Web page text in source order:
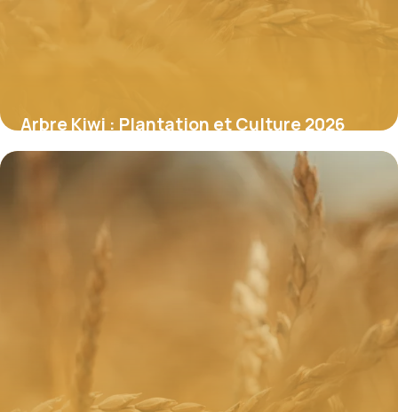
Arbre Kiwi : Plantation et Culture 2026
17 juin 2026